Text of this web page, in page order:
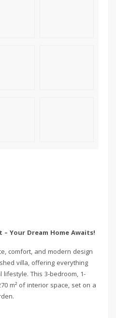
Your Dream Home Awaits!
comfort, and modern design
villa, offering everything
This 3-bedroom, 1-
m² of interior space, set on a